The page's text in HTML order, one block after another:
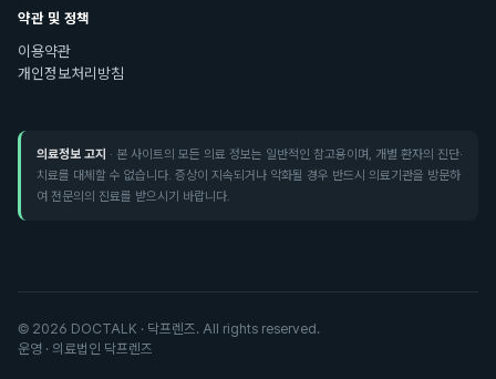
약관 및 정책
이용약관
개인정보처리방침
의료정보 고지 · 본 사이트의 모든 의료 정보는 일반적인 참고용이며, 개별 환자의 진단·
치료를 대체할 수 없습니다. 증상이 지속되거나 악화될 경우 반드시 의료기관을 방문하
여 전문의의 진료를 받으시기 바랍니다.
© 2026 DOCTALK · 닥프렌즈. All rights reserved.
운영 · 의료법인 닥프렌즈